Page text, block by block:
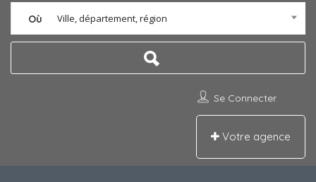
Où Ville, département, région
Se Connecter
Votre agence